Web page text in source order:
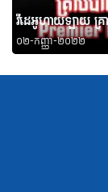
វីដេអូហាយឡាយ គ្រា
០២-កញ្ញា-២០២២